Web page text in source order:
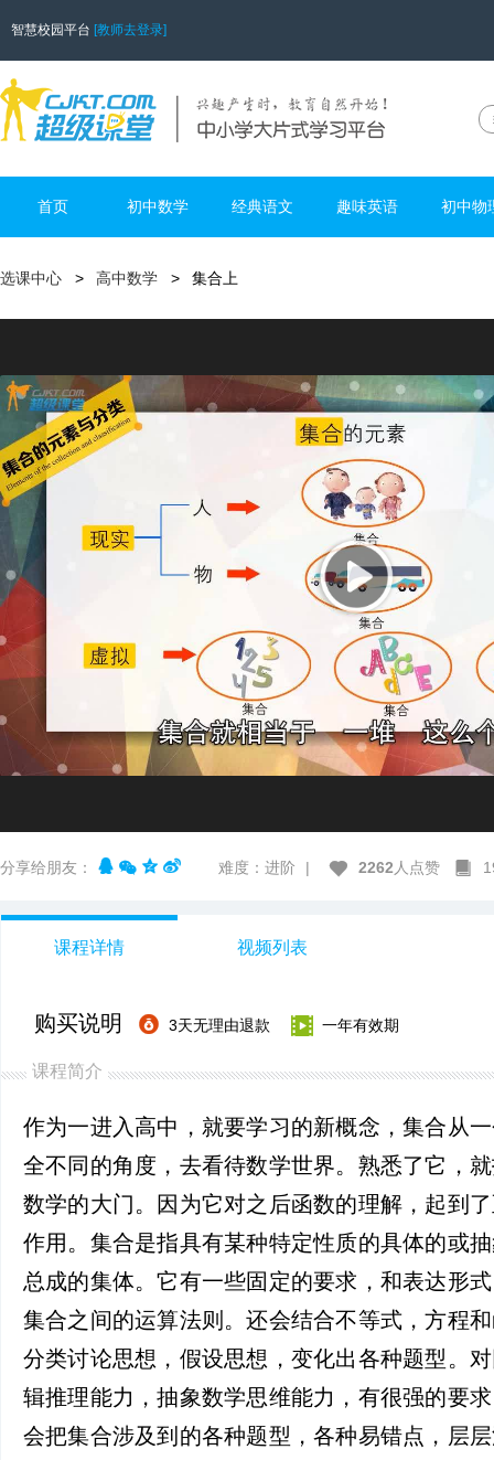
智慧校园平台 [教师去登录]
首页 初中数学 经典语文 趣味英语 初中物
选课中心 高中数学 集合上
分享给朋友： 难度：进阶 | 2262 人点赞
课程详情 视频列表
购买说明 3天无理由退款 一年有效期
课程简介
作为一进入高中，就要学习的新概念，集合从
全不同的角度，去看待数学世界。熟悉了它，
数学的大门。因为它对之后函数的理解，起到
作用。集合是指具有某种特定性质的具体的或
总成的集体。它有一些固定的要求，和表达形
集合之间的运算法则。还会结合不等式，方程
分类讨论思想，假设思想，变化出各种题型。
辑推理能力，抽象数学思维能力，有很强的要
会把集合涉及到的各种题型，各种易错点，层